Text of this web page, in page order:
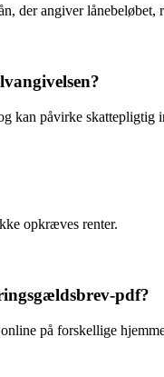
der angiver lånebeløbet,
kan påvirke skattepligtig
opkræves renter.
pdf?
på forskellige